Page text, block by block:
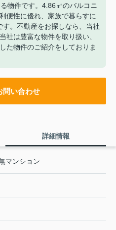
物件です。4.86㎡のバルコニ
便性に優れ、家族で暮らすに
す。不動産をお探しなら、当社
社は豊富な物件を取り扱い、
た物件のご紹介をしておりま
問い合わせ
詳細情報
マンション